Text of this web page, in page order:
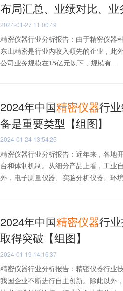
布局汇总、业绩对比、业
2024-01-27 11:00:49
精密仪器行业分析报告：由于精密仪器
东山精密是行业内收入领先的企业，此
公司业务规模在15亿元以下，规模有...
2024年中国精密仪器行
备是重要类型【组图】
2024-01-24 13:54:25
精密仪器行业分析报告：近年来，各地
台和体制机制。从细分产品上看，工业
外，电子测量仪器、实验分析仪器、环
2024年中国精密仪器行
取得突破【组图】
2024-01-19 14:16:37
精密仪器行业分析报告：精密仪器行业
我国企业不断进行自主创新。除此以外